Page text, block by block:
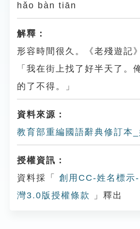
hǎo bàn tiān
解釋：
形容時間很久。《老殘遊記
「我在街上找了好半天了。
的了不得。」
資料來源：
教育部重編國語辭典修訂本_
授權資訊：
資料採「
創用CC-姓名標示
灣3.0版授權條款
」釋出